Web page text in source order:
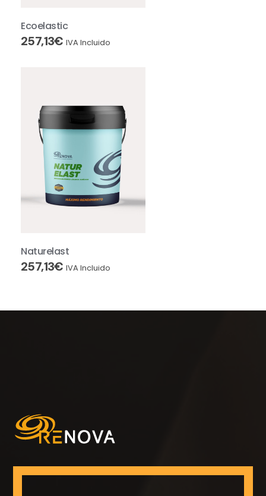
Ecoelastic
257,13€ IVA Incluido
Naturelast
257,13€ IVA Incluido